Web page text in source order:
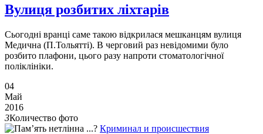
Вулиця розбитих ліхтарів
Сьогодні вранці саме такою відкрилася мешканцям вулиця
Медична (П.Тольятті). В черговий раз невідомими було
розбито плафони, цього разу напроти стоматологічної
поліклініки.
04
Май
2016
3Количество фото
Криминал и происшествия